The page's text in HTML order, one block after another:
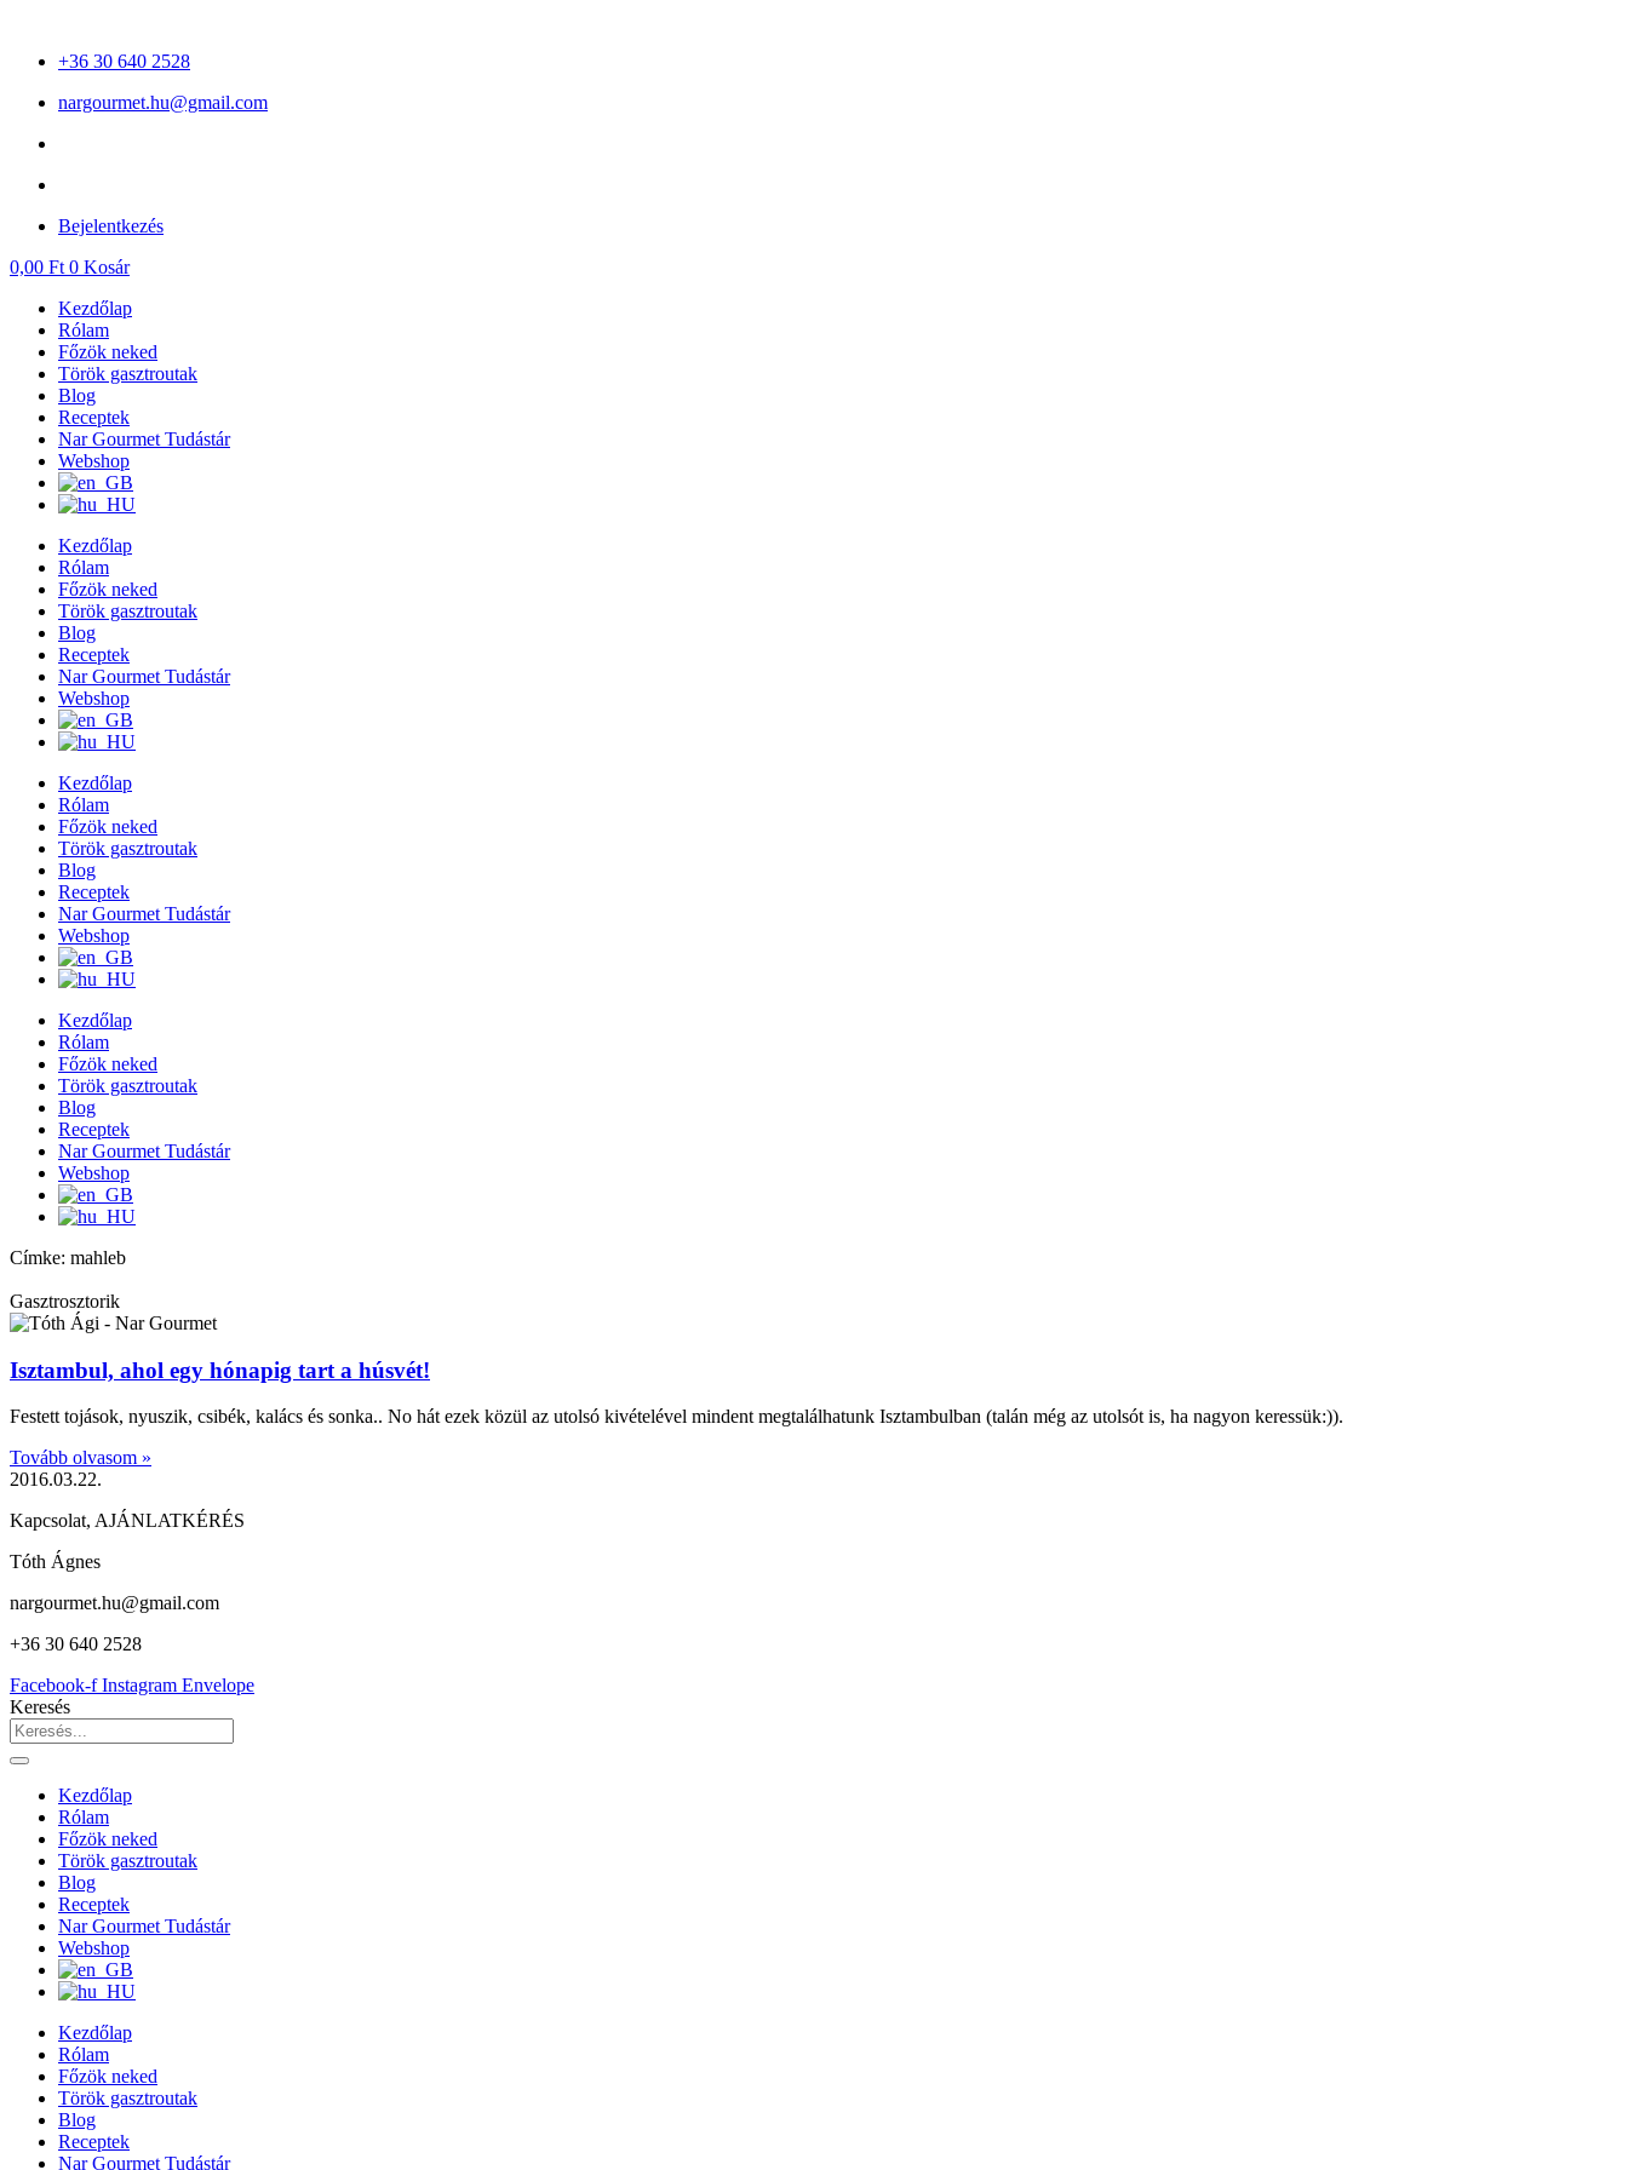
tartalomhoz+36 30 640 2528
nargourmet.hu@gmail.com
Bejelentkezés
0,00 Ft 0 Kosár
Kezdőlap
Rólam
Főzök neked
Török gasztroutak
Blog
Receptek
Nar Gourmet Tudástár
Webshop
Kezdőlap
Rólam
Főzök neked
Török gasztroutak
Blog
Receptek
Nar Gourmet Tudástár
Webshop
Kezdőlap
Rólam
Főzök neked
Török gasztroutak
Blog
Receptek
Nar Gourmet Tudástár
Webshop
Kezdőlap
Rólam
Főzök neked
Török gasztroutak
Blog
Receptek
Nar Gourmet Tudástár
Webshop
Címke: mahleb
Gasztrosztorik
Isztambul, ahol egy hónapig tart a húsvét!
Festett tojások, nyuszik, csibék, kalács és sonka.. No hát ezek közül az utolsó kivételével mindent megtalálhatunk Isztambulban (talán még az utolsót is, ha nagyon keressük:)).
Tovább olvasom »
2016.03.22.
Kapcsolat, AJÁNLATKÉRÉS
Tóth Ágnes
nargourmet.hu@gmail.com
+36 30 640 2528
Facebook-f Instagram Envelope
Keresés
Kezdőlap
Rólam
Főzök neked
Török gasztroutak
Blog
Receptek
Nar Gourmet Tudástár
Webshop
Kezdőlap
Rólam
Főzök neked
Török gasztroutak
Blog
Receptek
Nar Gourmet Tudástár